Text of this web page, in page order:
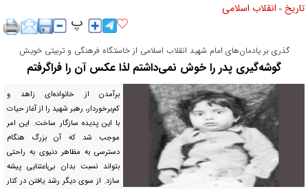
تاریخ » انقلاب اسلامی
گذری بر یادمان‌های امام شهید انقلاب اسلامی از خاستگاه فرهنگی و تربیتی خویش
گوشه‌گیری پدر را خوش نمی‌داشتم لذا عکس آن را فراگرفتم
برآمدن از خانواده‌ای زاهد و
کم‌برخوردار، رهبر شهید را از آغاز حیات
با این پدیده سازگار ساخت. این امر
موجب شد که آن بزرگ هنگام
دسترسی به مظاهر دنیوی به راحتی
بتواند نسبت بدان بی‌اعتنایی پیشه
سازد. از سوی دیگر رشد یافتن در کنار